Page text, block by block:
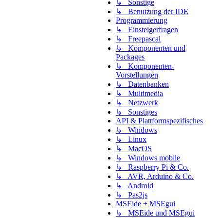
↳ Sonstige
↳ Benutzung der IDE
Programmierung
↳ Einsteigerfragen
↳ Freepascal
↳ Komponenten und
Packages
↳ Komponenten-
Vorstellungen
↳ Datenbanken
↳ Multimedia
↳ Netzwerk
↳ Sonstiges
API & Plattformspezifisches
↳ Windows
↳ Linux
↳ MacOS
↳ Windows mobile
↳ Raspberry Pi & Co.
↳ AVR, Arduino & Co.
↳ Android
↳ Pas2js
MSEide + MSEgui
↳ MSEide und MSEgui